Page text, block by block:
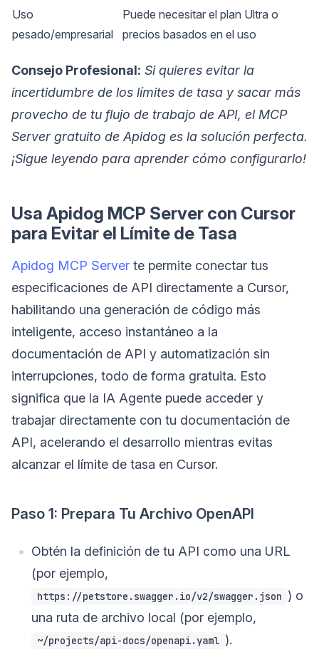
Uso
pesado/empresarial
Puede necesitar el plan Ultra o
precios basados en el uso
Consejo Profesional: Si quieres evitar la
incertidumbre de los límites de tasa y sacar más
provecho de tu flujo de trabajo de API, el MCP
Server gratuito de Apidog es la solución perfecta.
¡Sigue leyendo para aprender cómo configurarlo!
Usa Apidog MCP Server con Cursor
para Evitar el Límite de Tasa
Apidog MCP Server te permite conectar tus
especificaciones de API directamente a Cursor,
habilitando una generación de código más
inteligente, acceso instantáneo a la
documentación de API y automatización sin
interrupciones, todo de forma gratuita. Esto
significa que la IA Agente puede acceder y
trabajar directamente con tu documentación de
API, acelerando el desarrollo mientras evitas
alcanzar el límite de tasa en Cursor.
Paso 1: Prepara Tu Archivo OpenAPI
Obtén la definición de tu API como una URL
(por ejemplo,
https://petstore.swagger.io/v2/swagger.json ) o
una ruta de archivo local (por ejemplo,
~/projects/api-docs/openapi.yaml ).